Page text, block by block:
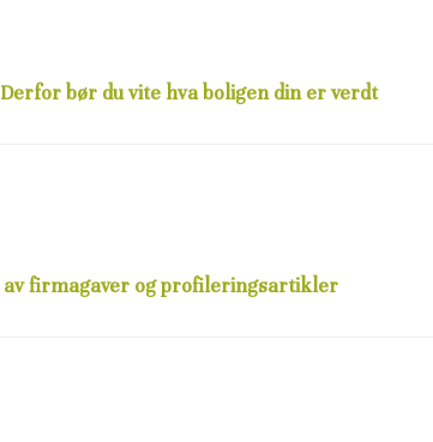
bør du vite hva boligen din er verdt
firmagaver og profileringsartikler